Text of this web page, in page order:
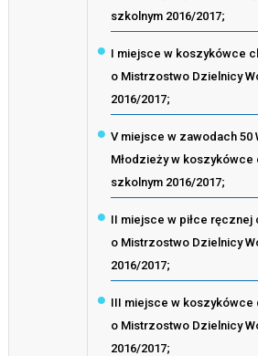
szkolnym 2016/2017;
I miejsce w koszykówce
o Mistrzostwo Dzielnicy
2016/2017;
V miejsce w zawodach 50
Młodzieży w koszykówce
szkolnym 2016/2017;
II miejsce w piłce ręcznej
o Mistrzostwo Dzielnicy
2016/2017;
III miejsce w
o Mistrzostwo Dzielnicy
2016/2017;